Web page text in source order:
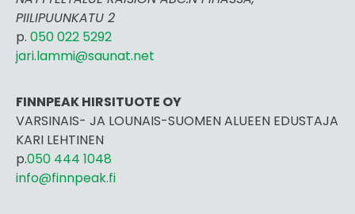
PIILIPUUNKATU 2
p. 050 022 5292
jari.lammi@saunat.net
FINNPEAK HIRSITUOTE OY
VARSINAIS- JA LOUNAIS-SUOMEN ALUEEN EDUSTAJA
KARI LEHTINEN
p.050 444 1048
info@finnpeak.fi